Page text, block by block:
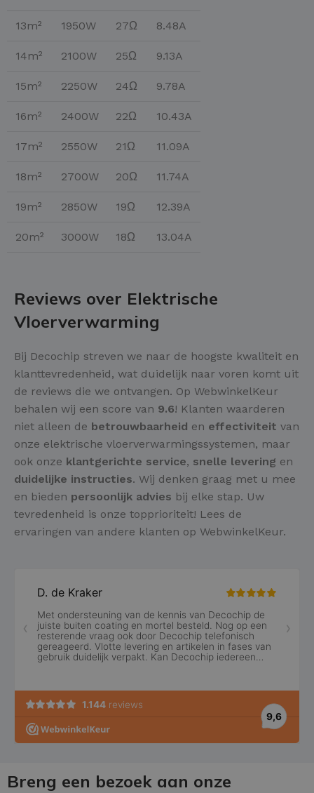
13m² 1950W 27Ω 8.48A
14m² 2100W 25Ω 9.13A
15m² 2250W 24Ω 9.78A
16m² 2400W 22Ω 10.43A
17m² 2550W 21Ω 11.09A
18m² 2700W 20Ω 11.74A
19m² 2850W 19Ω 12.39A
20m² 3000W 18Ω 13.04A
Reviews over Elektrische
Vloerverwarming
Bij Decochip streven we naar de hoogste kwaliteit en
klanttevredenheid, wat duidelijk naar voren komt uit
de reviews die we ontvangen. Op WebwinkelKeur
behalen wij een score van 9.6! Klanten waarderen
niet alleen de betrouwbaarheid en effectiviteit van
onze elektrische vloerverwarmingssystemen, maar
ook onze klantgerichte service, snelle levering en
duidelijke instructies. Wij denken graag met u mee
en bieden persoonlijk advies bij elke stap. Uw
tevredenheid is onze topprioriteit! Lees de
ervaringen van andere klanten op WebwinkelKeur.
Breng een bezoek aan onze